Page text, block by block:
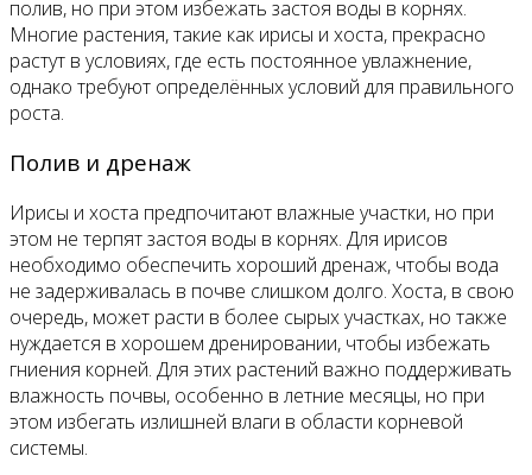
полив, но при этом избежать застоя воды в корнях.
Многие растения, такие как ирисы и хоста, прекрасно
растут в условиях, где есть постоянное увлажнение,
однако требуют определённых условий для правильного
роста.
Полив и дренаж
Ирисы и хоста предпочитают влажные участки, но при
этом не терпят застоя воды в корнях. Для ирисов
необходимо обеспечить хороший дренаж, чтобы вода
не задерживалась в почве слишком долго. Хоста, в свою
очередь, может расти в более сырых участках, но также
нуждается в хорошем дренировании, чтобы избежать
гниения корней. Для этих растений важно поддерживать
влажность почвы, особенно в летние месяцы, но при
этом избегать излишней влаги в области корневой
системы.